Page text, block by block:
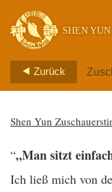
SHEN
Zurück
Shen Yun
“„Man sitzt
Ich ließ mich von